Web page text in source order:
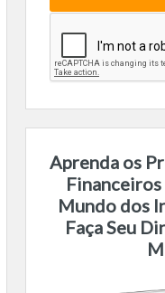
Aprenda os
Mundo dos
Faça Seu